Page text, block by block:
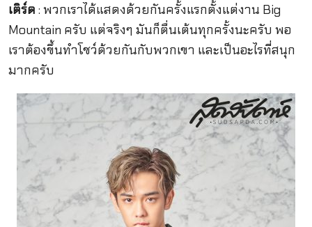
เติร์ด : พวกเราได้แสดงด้วยกันครั้งแรกตั้งแต่งาน Big
Mountain ครับ แต่จริงๆ มันก็ตื่นเต้นทุกครั้งนะครับ พอ
เราต้องขึ้นทำโชว์ด้วยกันกับพวกเขา และเป็นอะไรที่สนุก
มากครับ